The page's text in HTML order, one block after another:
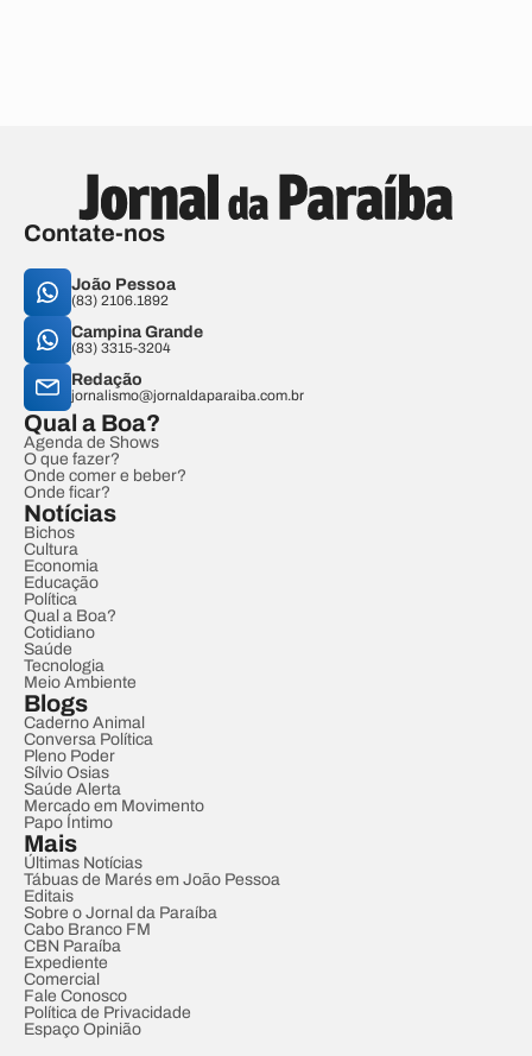
Contate-nos
João Pessoa
(83) 2106.1892
Campina Grande
(83) 3315-3204
Redação
jornalismo@jornaldaparaiba.com.br
Qual a Boa?
Agenda de Shows
O que fazer?
Onde comer e beber?
Onde ficar?
Notícias
Bichos
Cultura
Economia
Educação
Política
Qual a Boa?
Cotidiano
Saúde
Tecnologia
Meio Ambiente
Blogs
Caderno Animal
Conversa Política
Pleno Poder
Sílvio Osias
Saúde Alerta
Mercado em Movimento
Papo Íntimo
Mais
Últimas Notícias
Tábuas de Marés em João Pessoa
Editais
Sobre o Jornal da Paraíba
Cabo Branco FM
CBN Paraíba
Expediente
Comercial
Fale Conosco
Política de Privacidade
Espaço Opinião